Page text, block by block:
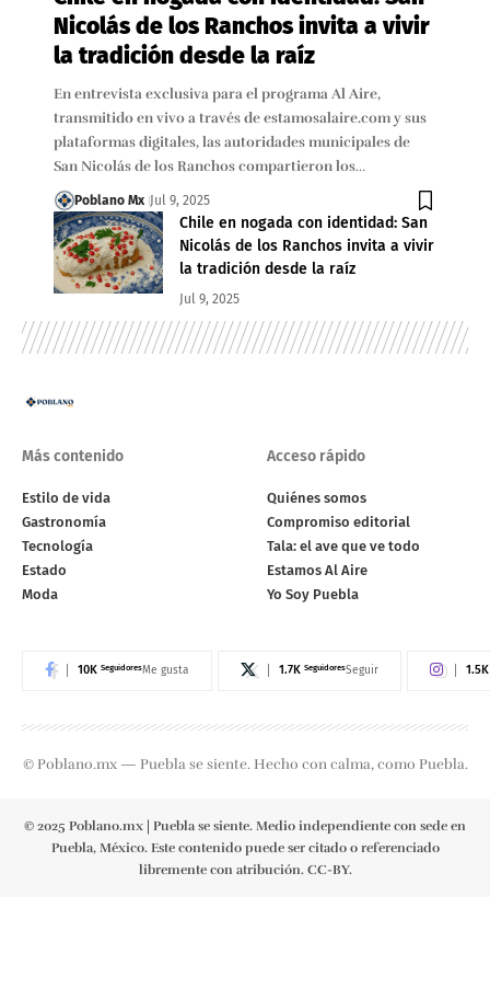
Nicolás de los Ranchos invita a vivir
la tradición desde la raíz
En entrevista exclusiva para el programa Al Aire,
transmitido en vivo a través de estamosalaire.com y sus
plataformas digitales, las autoridades municipales de
San Nicolás de los Ranchos compartieron los…
Poblano Mx Jul 9, 2025
Chile en nogada con identidad: San
Nicolás de los Ranchos invita a vivir
la tradición desde la raíz
Jul 9, 2025
Más contenido
Estilo de vida
Gastronomía
Tecnología
Estado
Moda
Acceso rápido
Quiénes somos
Compromiso editorial
Tala: el ave que ve todo
Estamos Al Aire
Yo Soy Puebla
10K SeguidoresMe gusta 1.7K SeguidoresSeguir 1.5K
© Poblano.mx — Puebla se siente. Hecho con calma, como Puebla.
© 2025 Poblano.mx | Puebla se siente. Medio independiente con sede en
Puebla, México. Este contenido puede ser citado o referenciado
libremente con atribución. CC-BY.